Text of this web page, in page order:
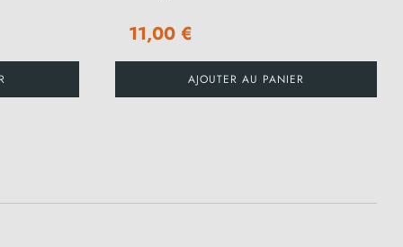
11,00 €
AJOUTER AU PANIER